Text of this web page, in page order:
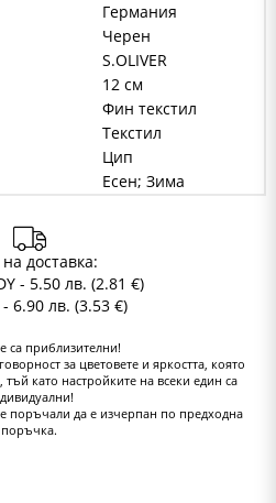
Германия
Черен
S.OLIVER
12 см
Фин текстил
Текстил
Цип
Есен; Зима
доставка:
- 5.50 лв. (2.81 €)
6.90 лв. (3.53 €)
са приблизителни!
за цветовете и яркостта, която
като настройките на всеки един са
поръчали да е изчерпан по предходна
поръчка.